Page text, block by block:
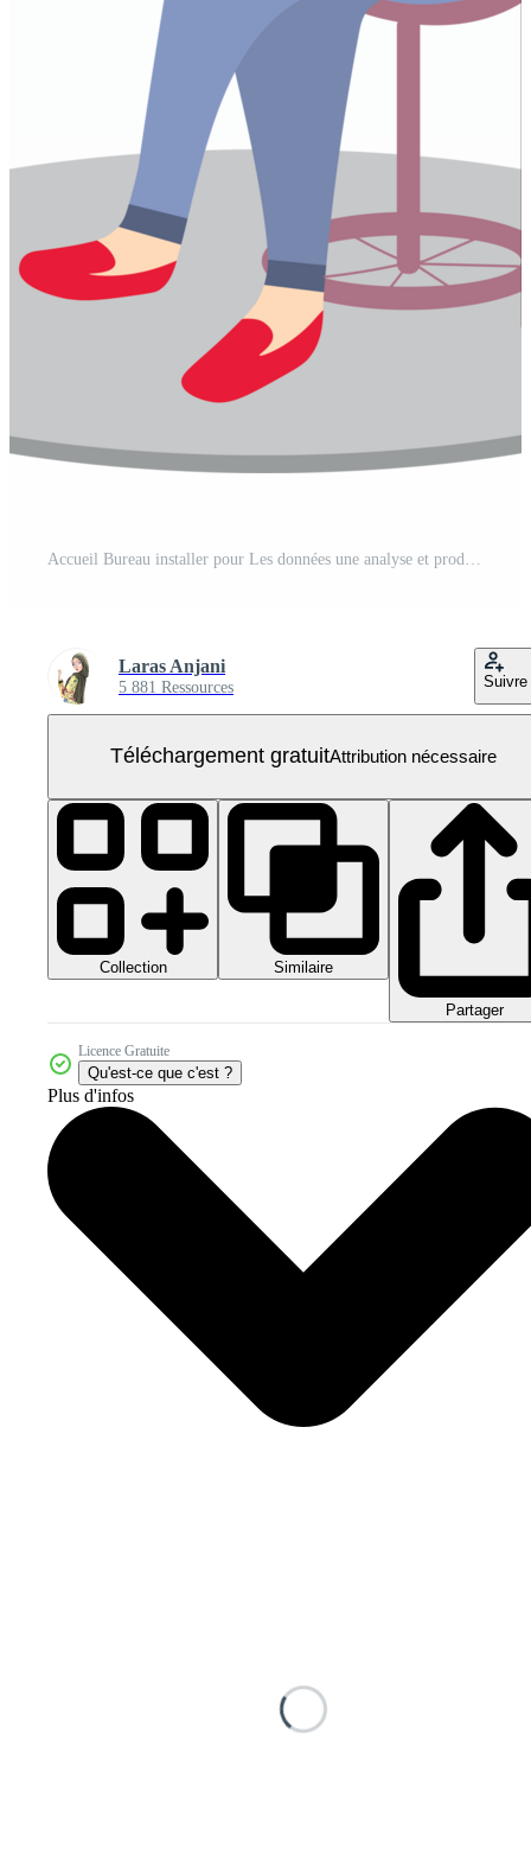
Laras Anjani
5 881 Ressources Suivre
Téléchargement gratuitAttribution nécessaire
Collection Similaire
Partager
Licence Gratuite
Qu'est-ce que c'est ?
Plus d'infos